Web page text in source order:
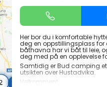
Her bor du i komfortable
deg en oppstillingsplass for
båthavna har vi båt til leie,
deg med på en opplevelse
Samtidig er Bud camping
utsikten over Hustadvika.
Velkommen!